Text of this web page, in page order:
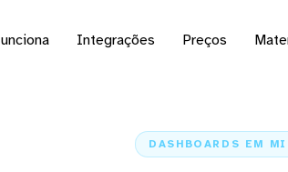
Integrações Preços
DASHBOARDS EM